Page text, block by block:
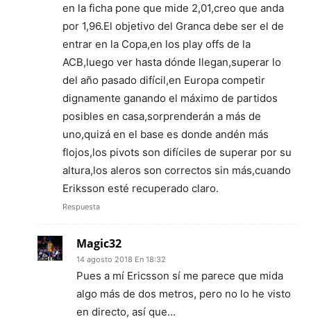
en la ficha pone que mide 2,01,creo que anda
por 1,96.El objetivo del Granca debe ser el de
entrar en la Copa,en los play offs de la
ACB,luego ver hasta dónde llegan,superar lo
del año pasado difícil,en Europa competir
dignamente ganando el máximo de partidos
posibles en casa,sorprenderán a más de
uno,quizá en el base es donde andén más
flojos,los pivots son difíciles de superar por su
altura,los aleros son correctos sin más,cuando
Eriksson esté recuperado claro.
Respuesta
Magic32
14 agosto 2018 En 18:32
Pues a mí Ericsson sí me parece que mida
algo más de dos metros, pero no lo he visto
en directo, así que…